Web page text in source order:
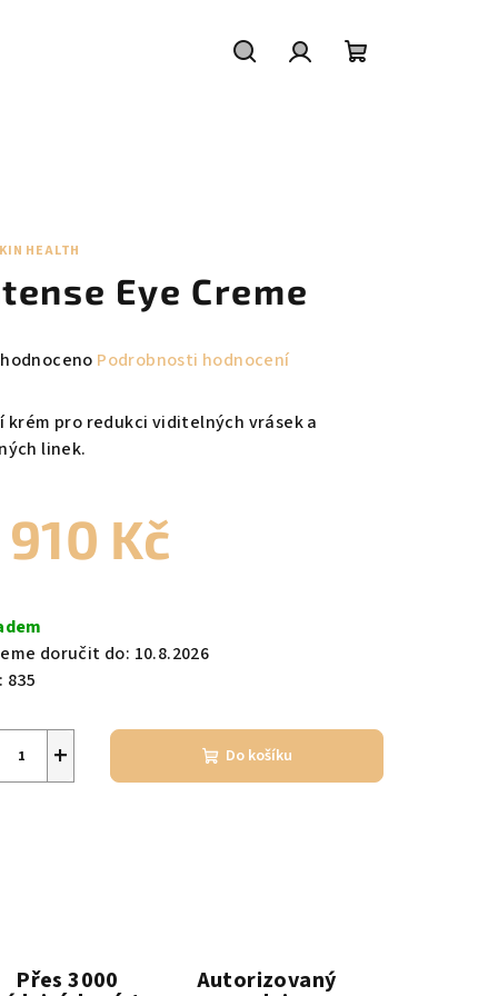
HEALTH
Eye Creme
Podrobnosti hodnocení
krém pro redukci viditelných vrásek a
linek.
Kč
doručit do: 10.8.2026
835
+ Do košíku
Přes 3000 Autorizovaný